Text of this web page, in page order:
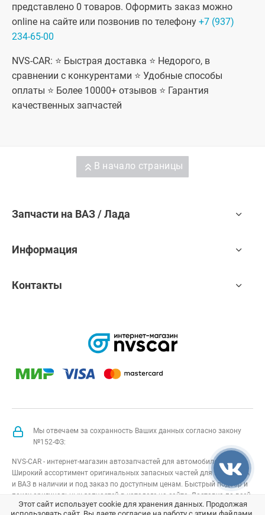
представлено 0 товаров. Оформить заказ можно
online на сайте или позвонив по телефону +7 (937)
234-65-00
NVS-CAR: ⭐ Быстрая доставка ⭐ Недорого, в
сравнении с конкурентами ⭐ Удобные способы
оплаты ⭐ Более 10000+ отзывов ⭐ Гарантия
качественных запчастей
В начало страницы
Запчасти на ВАЗ / Лада
Информация
Контакты
Мы отвечаем за сохранность Ваших данных согласно закону
№152-ФЗ:
NVS-CAR - интернет-магазин автозапчастей для автомобилей Лада.
Широкий ассортимент оригинальных запасных частей для авто LADA
и ВАЗ в наличии и под заказ по доступным ценам. Быстрый подбор и
поиск оригинальных запчастей в каталоге на сайте. Доставка по всей
России.
Этот сайт использует cookie для хранения данных. Продолжая